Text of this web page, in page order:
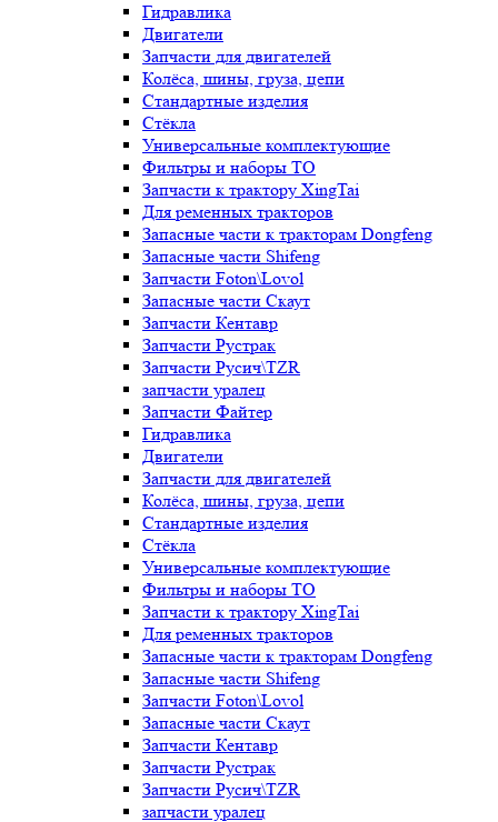
Гидравлика
Двигатели
Запчасти для двигателей
Колёса, шины, груза, цепи
Стандартные изделия
Стёкла
Универсальные комплектующие
Фильтры и наборы ТО
Запчасти к трактору XingTai
Для ременных тракторов
Запасные части к тракторам Dongfeng
Запасные части Shifeng
Запчасти Foton\Lovol
Запасные части Скаут
Запчасти Кентавр
Запчасти Рустрак
Запчасти Русич\TZR
запчасти уралец
Запчасти Файтер
Гидравлика
Двигатели
Запчасти для двигателей
Колёса, шины, груза, цепи
Стандартные изделия
Стёкла
Универсальные комплектующие
Фильтры и наборы ТО
Запчасти к трактору XingTai
Для ременных тракторов
Запасные части к тракторам Dongfeng
Запасные части Shifeng
Запчасти Foton\Lovol
Запасные части Скаут
Запчасти Кентавр
Запчасти Рустрак
Запчасти Русич\TZR
запчасти уралец